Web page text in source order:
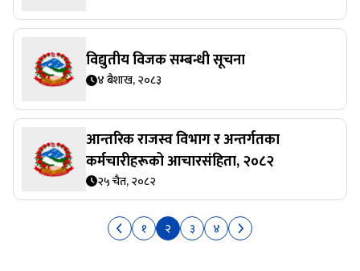
विद्युतीय विजक सम्बन्धी सूचना
४ बैशाख, २०८३
आन्तरिक राजस्व विभाग र अन्तर्गतका
कर्मचारीहरूको आचारसंहिता, २०८२
२५ चैत, २०८२
१ २ ३ ४